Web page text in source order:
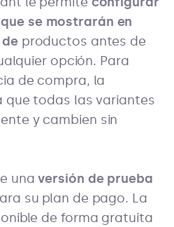
se mostrarán en
productos antes de
opción. Para
de compra, la
que todas las variantes
y cambien sin
una versión de prueba
su plan de pago. La
de forma gratuita